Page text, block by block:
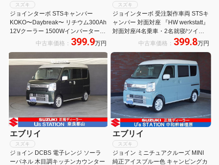
スズキ
ジョインターボ STSキャンパー
KOKO〜Daybreak〜 リチウム300Ah
12Vクーラー 1500Wインバーター
走行充電器 外部充電器 105Wソーラ
ーパネル ダウンライト 天井収納 キ
ャンピング仕様
中古車価格： 399.9万円
スズキ
ジョインターボ 受注製作車両 STSキ
ャンパー 対面対座 『HW werkstatt』
対面対座/4名乗車・2名就寝/ツイン
サブバッテリー/1000Wインバータ
ー/AC充電/外部電源/100Wソーラ
ー/SDナビ
中古車価格： 399.8万円
エブリイ
スズキ
ジョイン DCBS 電子レンジ ソーラ
ーパネル 木目調キッチンカウンター
エブリイ
スズキ
ジョイン ミニチュアクルーズ MINI
純正アイスブルー色 キャンピングカ